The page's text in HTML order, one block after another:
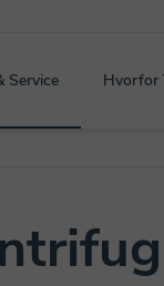
Service Hvorfor